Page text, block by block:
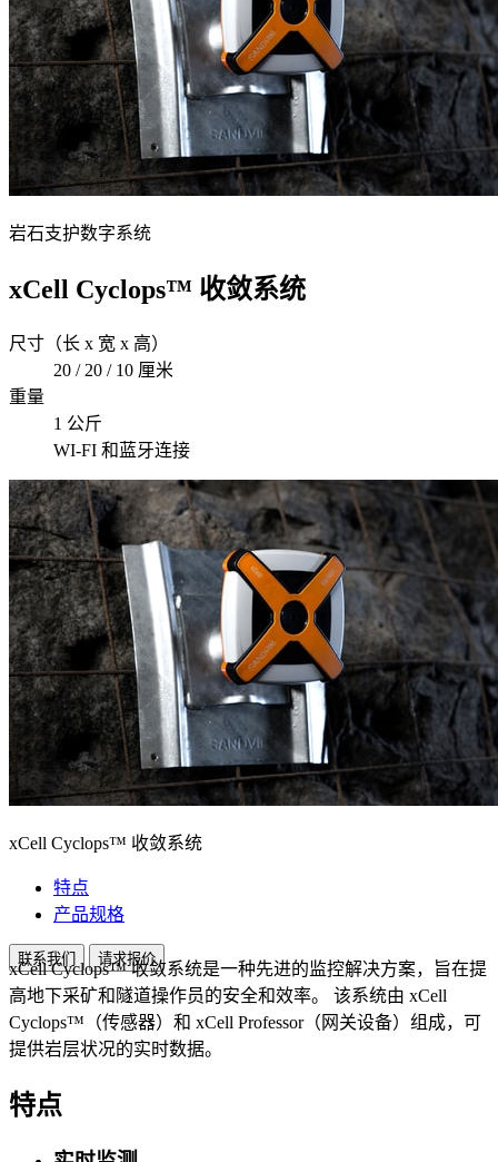
岩石支护数字系统
xCell Cyclops™ 收敛系统
尺寸（长 x 宽 x 高）
20 / 20 / 10 厘米
重量
1 公斤
WI-FI 和蓝牙连接
xCell Cyclops™ 收敛系统
特点
产品规格
联系我们 请求报价
xCell Cyclops™ 收敛系统是一种先进的监控解决方案，旨在提
高地下采矿和隧道操作员的安全和效率。 该系统由 xCell
Cyclops™（传感器）和 xCell Professor（网关设备）组成，可
提供岩层状况的实时数据。
特点